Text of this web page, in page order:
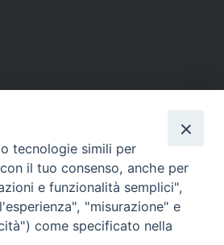
tecnologie simili per
il tuo consenso, anche per
e funzionalità semplici",
"misurazione" e
come specificato nella